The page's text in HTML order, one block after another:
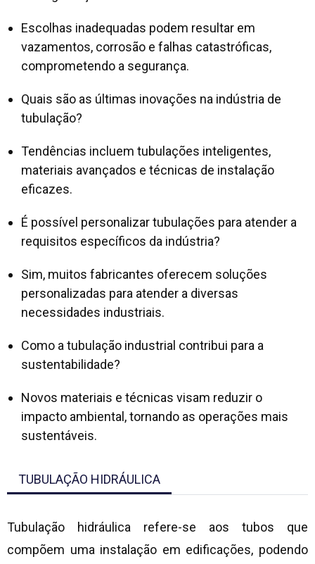
Escolhas inadequadas podem resultar em
vazamentos, corrosão e falhas catastróficas,
comprometendo a segurança.
Quais são as últimas inovações na indústria de
tubulação?
Tendências incluem tubulações inteligentes,
materiais avançados e técnicas de instalação
eficazes.
É possível personalizar tubulações para atender a
requisitos específicos da indústria?
Sim, muitos fabricantes oferecem soluções
personalizadas para atender a diversas
necessidades industriais.
Como a tubulação industrial contribui para a
sustentabilidade?
Novos materiais e técnicas visam reduzir o
impacto ambiental, tornando as operações mais
sustentáveis.
TUBULAÇÃO HIDRÁULICA
Tubulação hidráulica refere-se aos tubos que
compõem uma instalação em edificações, podendo